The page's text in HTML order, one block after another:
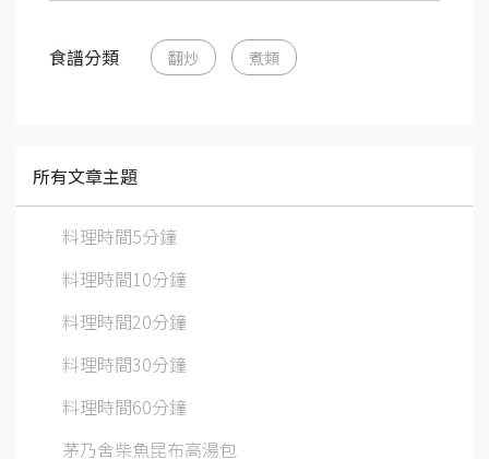
食譜分類 翻炒 煮類
所有文章主題
料理時間5分鐘
料理時間10分鐘
料理時間20分鐘
料理時間30分鐘
料理時間60分鐘
茅乃舍柴魚昆布高湯包